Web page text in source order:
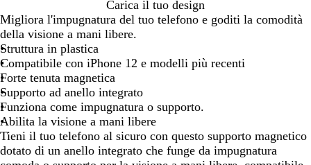
e
r
o
i
a
n
c
o
Carica il tuo design
Migliora l'impugnatura del tuo telefono e goditi la comodità
della visione a mani libere.
Struttura in plastica
Compatibile con iPhone 12 e modelli più recenti
Forte tenuta magnetica
Supporto ad anello integrato
Funziona come impugnatura o supporto.
Abilita la visione a mani libere
Tieni il tuo telefono al sicuro con questo supporto magnetico
dotato di un anello integrato che funge da impugnatura